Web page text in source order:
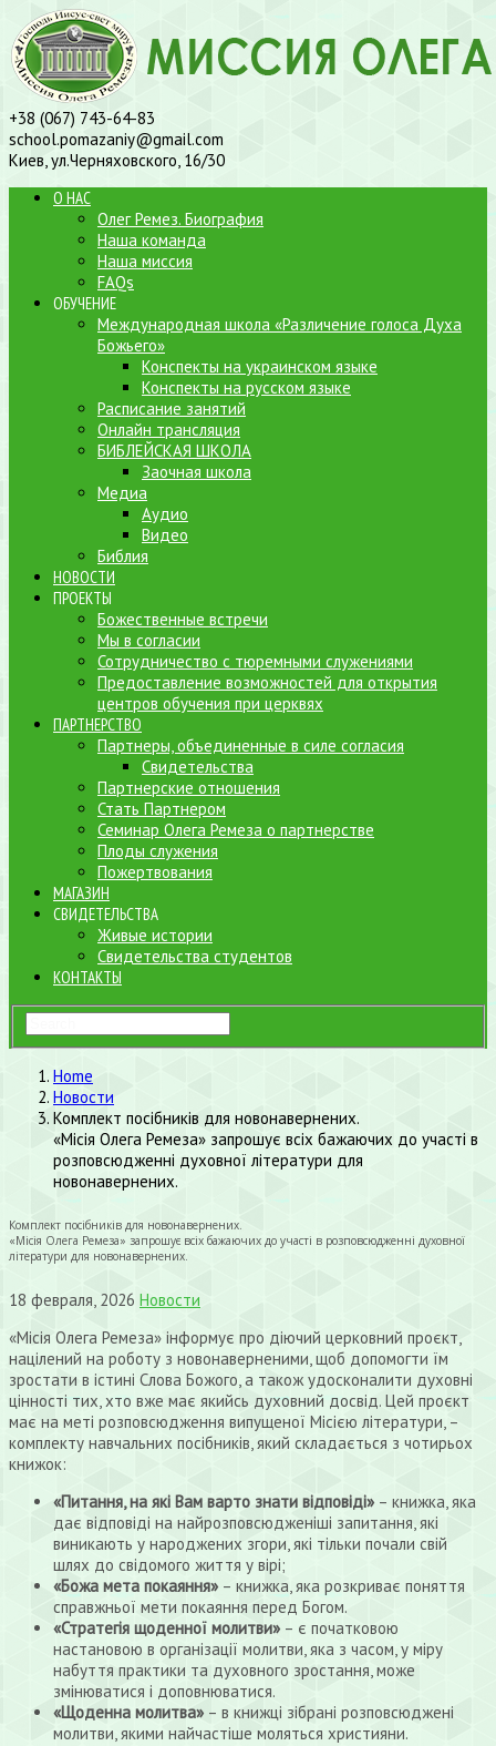
+38 (067) 743-64-83
school.pomazaniy@gmail.com
Киев, ул.Черняховского, 16/30
О НАС
Олег Ремез. Биография
Наша команда
Наша миссия
FAQs
ОБУЧЕНИЕ
Международная школа «Различение голоса Духа
Божьего»
Конспекты на украинском языке
Конспекты на русском языке
Расписание занятий
Онлайн трансляция
БИБЛЕЙСКАЯ ШКОЛА
Заочная школа
Медиа
Аудио
Видео
Библия
НОВОСТИ
ПРОЕКТЫ
Божественные встречи
Мы в согласии
Сотрудничество с тюремными служениями
Предоставление возможностей для открытия
центров обучения при церквях
ПАРТНЕРСТВО
Партнеры, объединенные в силе согласия
Свидетельства
Партнерские отношения
Стать Партнером
Семинар Олега Ремеза о партнерстве
Плоды служения
Пожертвования
МАГАЗИН
СВИДЕТЕЛЬСТВА
Живые истории
Свидетельства студентов
КОНТАКТЫ
Home
Новости
Комплект посібників для новонавернених.
«Місія Олега Ремеза» запрошує всіх бажаючих до участі в
розповсюдженні духовної літератури для
новонавернених.
Комплект посібників для новонавернених.
«Місія Олега Ремеза» запрошує всіх бажаючих до участі в розповсюдженні духовної
літератури для новонавернених.
18 февраля, 2026 Новости
«Місія Олега Ремеза» інформує про діючий церковний проєкт,
націлений на роботу з новонаверненими, щоб допомогти їм
зростати в істині Слова Божого, а також удосконалити духовні
цінності тих, хто вже має якийсь духовний досвід. Цей проєкт
має на меті розповсюдження випущеної Місією літератури, –
комплекту навчальних посібників, який складається з чотирьох
книжок:
«Питання, на які Вам варто знати відповіді» – книжка, яка
дає відповіді на найрозповсюдженіші запитання, які
виникають у народжених згори, які тільки почали свій
шлях до свідомого життя у вірі;
«Божа мета покаяння» – книжка, яка розкриває поняття
справжньої мети покаяння перед Богом.
«Стратегія щоденної молитви» – є початковою
настановою в організації молитви, яка з часом, у міру
набуття практики та духовного зростання, може
змінюватися і доповнюватися.
«Щоденна молитва» – в книжці зібрані розповсюджені
молитви, якими найчастіше моляться християни.